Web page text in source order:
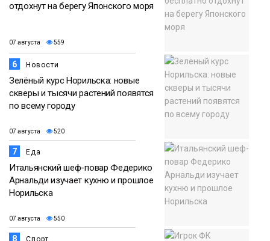
отдохнут на берегу Японского моря
07 августа 559
6 Новости
Зелёный курс Норильска: новые
скверы и тысячи растений появятся
по всему городу
07 августа 520
7 Еда
Итальянский шеф-повар Федерико
Арнальди изучает кухню и прошлое
Норильска
07 августа 550
8